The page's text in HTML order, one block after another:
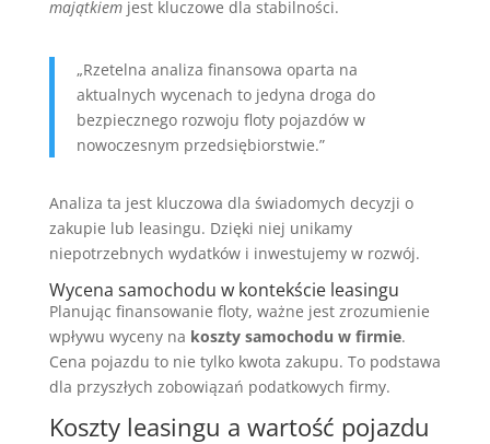
majątkiemjest kluczowe dla stabilności.
„Rzetelna analiza finansowa oparta na
aktualnych wycenach to jedyna droga do
bezpiecznego rozwoju floty pojazdów w
nowoczesnym przedsiębiorstwie.”
Analiza ta jest kluczowa dla świadomych decyzji o
zakupie lub leasingu. Dzięki niej unikamy
niepotrzebnych wydatków i inwestujemy w rozwój.
Wycena samochodu w kontekście leasingu
Planując finansowanie floty, ważne jest zrozumienie
wpływu wyceny na koszty samochodu w firmie.
Cena pojazdu to nie tylko kwota zakupu. To podstawa
dla przyszłych zobowiązań podatkowych firmy.
Koszty leasingu a wartość pojazdu